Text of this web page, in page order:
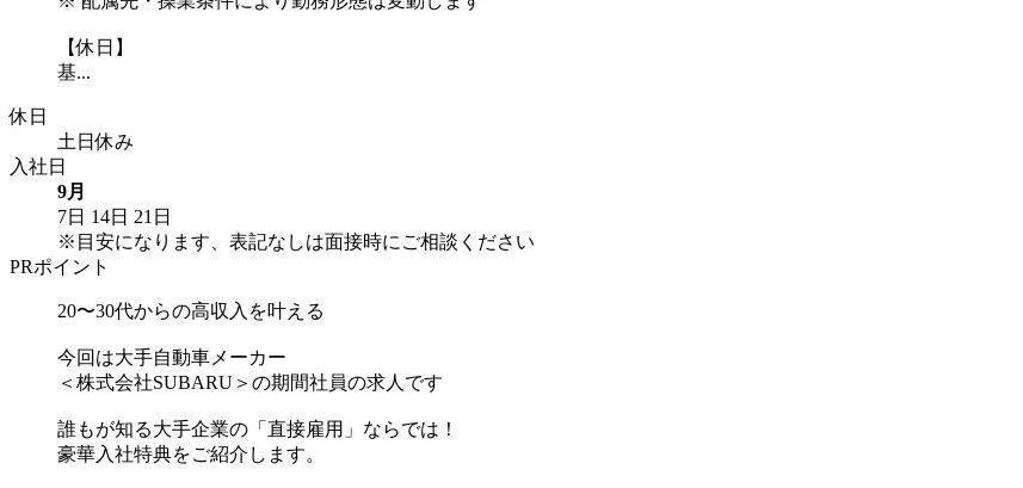
【休日】
基...
休日
土日休み
入社日
9月
7日 14日 21日
※目安になります、表記なしは面接時にご相談ください
PRポイント
20〜30代からの高収入を叶える
今回は大手自動車メーカー
＜株式会社SUBARU＞の期間社員の求人です
誰もが知る大手企業の「直接雇用」ならでは！
豪華入社特典をご紹介します。